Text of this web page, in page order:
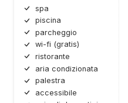
spa
piscina
parcheggio
wi-fi (gratis)
ristorante
aria condizionata
palestra
accessibile